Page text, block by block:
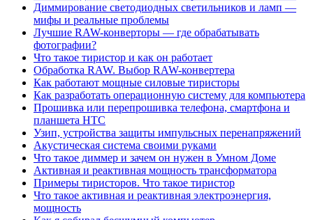
Диммирование светодиодных светильников и ламп —
мифы и реальные проблемы
Лучшие RAW-конверторы — где обрабатывать
фотографии?
Что такое тиристор и как он работает
Обработка RAW. Выбор RAW-конвертера
Как работают мощные силовые тиристоры
Как разработать операционную систему для компьютера
Прошивка или перепрошивка телефона, смартфона и
планшета HTC
Узип, устройства защиты импульсных перенапряжений
Акустическая система своими руками
Что такое диммер и зачем он нужен в Умном Доме
Активная и реактивная мощность трансформатора
Примеры тиристоров. Что такое тиристор
Что такое активная и реактивная электроэнергия,
мощность